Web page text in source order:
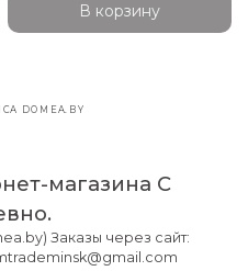
В корзину
ДЛЯ ДОМА И ОФИСА DOMEA.BY
магазина С
Заказы через сайт: